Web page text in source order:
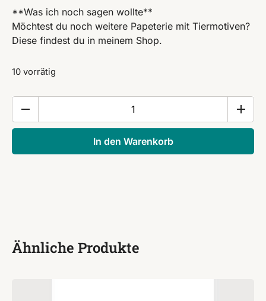
**Was ich noch sagen wollte**
Möchtest du noch weitere Papeterie mit Tiermotiven?
Diese findest du in meinem Shop.
10 vorrätig
DIN
In den Warenkorb
Ähnliche Produkte